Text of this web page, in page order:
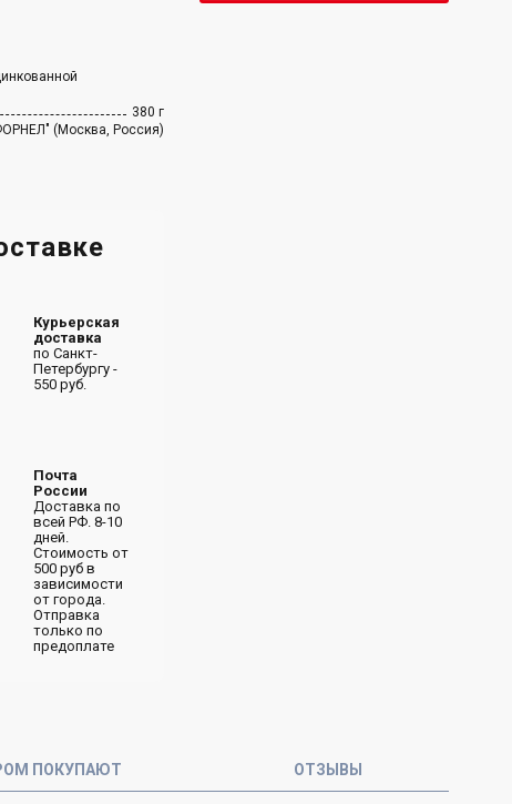
380 г
(Москва, Россия)
Курьерская
доставка
по Санкт-
Петербургу -
550 руб.
Почта
России
Доставка по
всей РФ. 8-10
дней.
Стоимость от
500 руб в
зависимости
от города.
Отправка
только по
предоплате
ПОКУПАЮТ ОТЗЫВЫ